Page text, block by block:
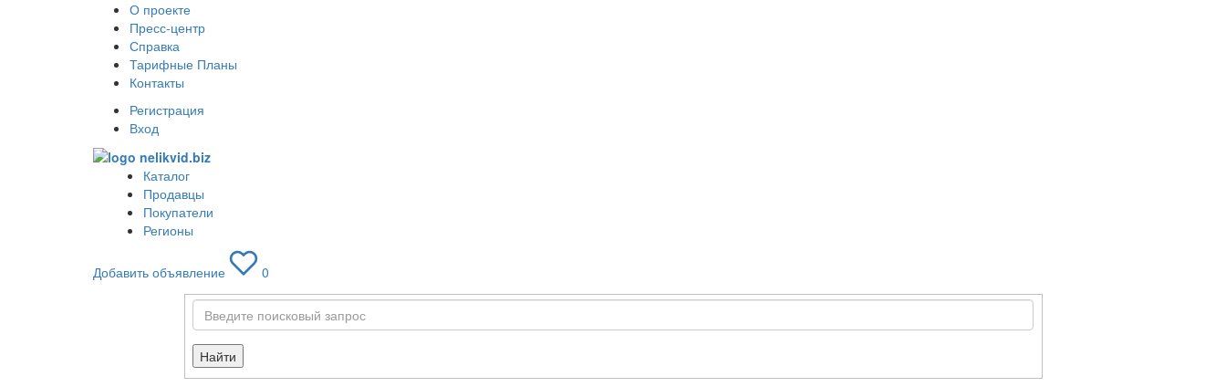
О проекте
Пресс-центр
Справка
Тарифные Планы
Контакты
Регистрация
Вход
Каталог
Продавцы
Покупатели
Регионы
Добавить объявление 0
Найти